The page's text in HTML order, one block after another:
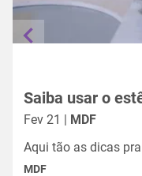
Saiba usar o
Fev 21 | MDF
Aqui tão as dicas
MDF